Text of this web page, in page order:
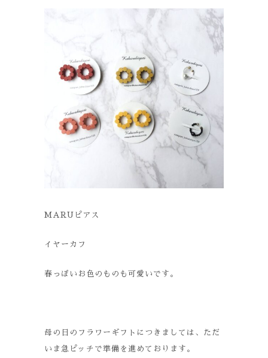
MARUピアス
イヤーカフ
春っぽいお色のものも可愛いです。
母の日のフラワーギフトにつきましては、ただ
いま急ピッチで準備を進めております。